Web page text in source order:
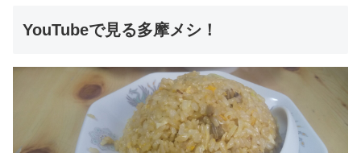
YouTubeで見る多摩メシ！